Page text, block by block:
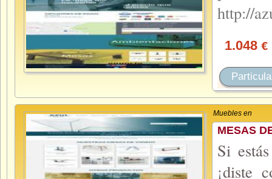
http://
1.048 €
Muebles en
MESAS
Si
¡diste